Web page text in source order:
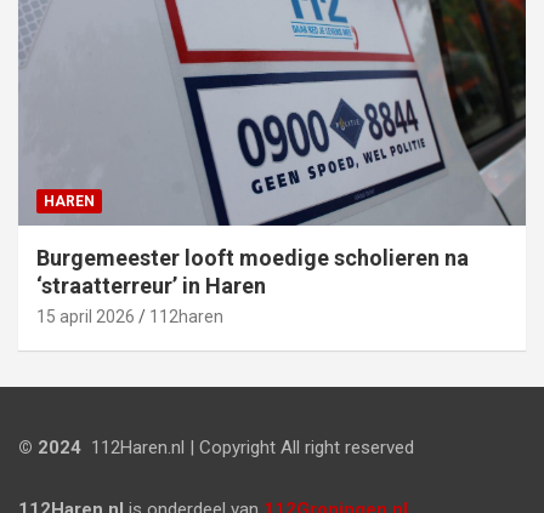
HAREN
Burgemeester looft moedige scholieren na
‘straatterreur’ in Haren
15 april 2026 112haren
© 2024 112Haren.nl | Copyright All right reserved